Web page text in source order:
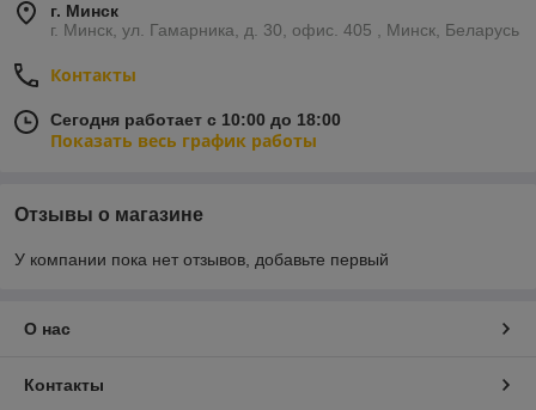
г. Минск
г. Минск, ул. Гамарника, д. 30, офис. 405 , Минск, Беларусь
Контакты
Сегодня работает с 10:00 до 18:00
Показать весь график работы
Отзывы о магазине
У компании пока нет отзывов, добавьте первый
О нас
Контакты